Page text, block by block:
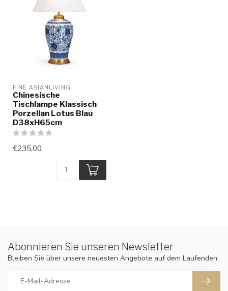
FINE ASIANLIVING
Chinesische
Tischlampe Klassisch
Porzellan Lotus Blau
D38xH65cm
€235,00
Abonnieren Sie unseren Newsletter
Bleiben Sie über unsere neuesten Angebote auf dem Laufenden